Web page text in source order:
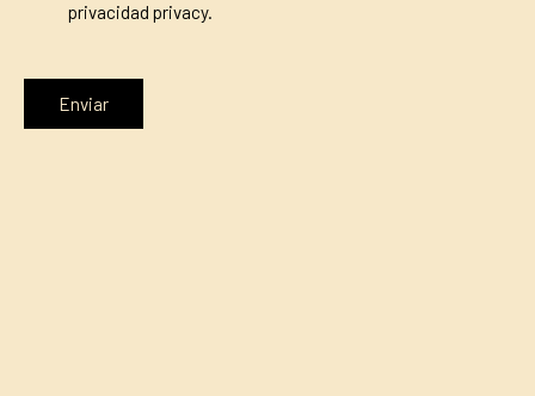
privacidad privacy.
Enviar